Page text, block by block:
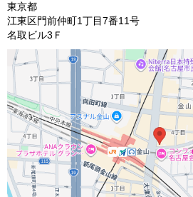
東京都
江東区門前仲町1丁目7番11号
名取ビル3Ｆ